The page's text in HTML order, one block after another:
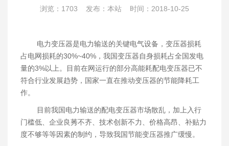
浏览：1703 发布：本站 时间：2018-10-25
电力变压器是电力输送的关键电气设备，变压器损耗
占电网损耗的30%~40%，我国变压器自身损耗占全国发电
量的3%以上。目前在网运行的部分高能耗配电变压器已不
符合行业发展趋势，国家一直在推动变压器的节能降耗工
作。
目前我国电力输送的配电变压器市场散乱，加上入行
门槛低、企业良莠不齐、技术创新不力、价格高昂、补贴力
度不够等等因素的制约，导致我国节能变压器推广缓慢。